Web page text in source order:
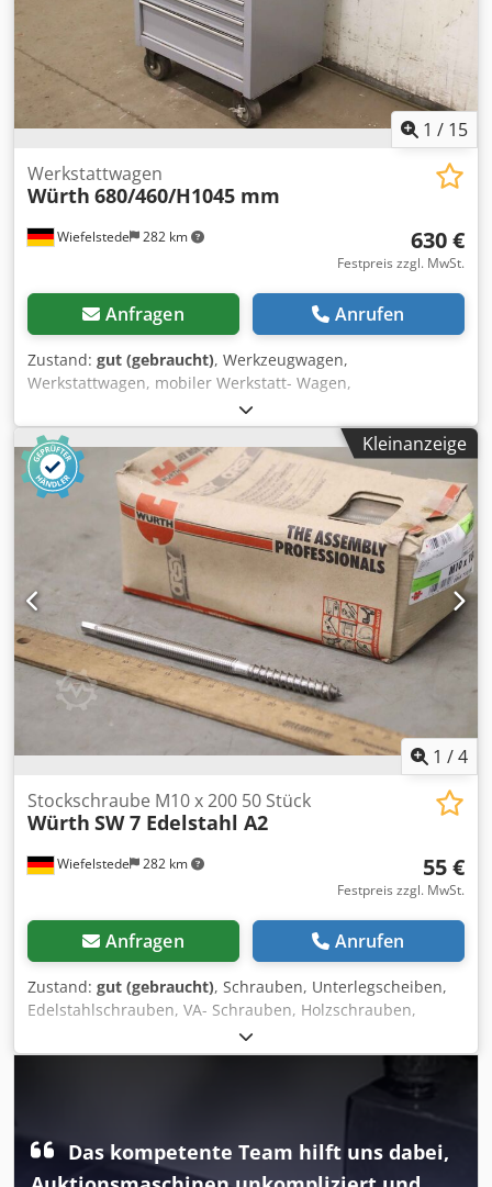
1 / 15
Wiefelstede 282 km
Werkstattwagen
Würth 680/460/H1045 mm
630 €
Festpreis zzgl. MwSt.
Anfragen Anrufen
Zustand: gut (gebraucht), Werkzeugwagen,
Werkstattwagen, mobiler Werkstatt- Wagen,
Schubladenschrank, Rollwagen Cedpfxov Ivu Is Aidorf -
Hersteller: Würth, Werkstattwagen stabiler
Werkzeugwagen -12 Schubladen: abschließbar, Aufteilung
siehe Fotos -Abmessung ges.: 680/460/H1045 mm -
Gewicht: 70 kg
Kleinanzeige
1 /4
Wiefelstede 282 km
Stockschraube M10 x 200 50 Stück
Würth SW 7 Edelstahl A2
55 €
Festpreis zzgl. MwSt.
Anfragen Anrufen
Zustand: gut (gebraucht), Schrauben, Unterlegscheiben,
Edelstahlschrauben, VA- Schrauben, Holzschrauben,
Stockschrauben, Solarbefestiger Codpfoipap Hox Aidsrf -
Hersteller: Würth, Stockschraube M10 x 180 50
Stück/Karton -Typ: SW 7 -Material: Edelstahl A2-70 -Anzahl:
21x Karton vorhanden -Preis: pro Karton -Abmessung
Das kompetente Team hilft uns dabei,